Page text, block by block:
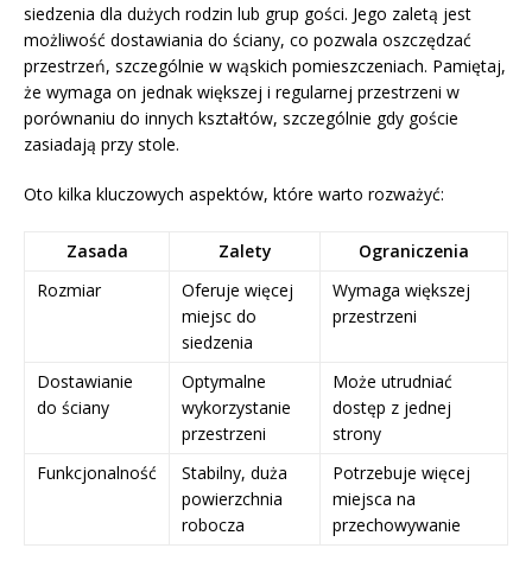
siedzenia dla dużych rodzin lub grup gości. Jego zaletą jest
możliwość dostawiania do ściany, co pozwala oszczędzać
przestrzeń, szczególnie w wąskich pomieszczeniach. Pamiętaj,
że wymaga on jednak większej i regularnej przestrzeni w
porównaniu do innych kształtów, szczególnie gdy goście
zasiadają przy stole.
Oto kilka kluczowych aspektów, które warto rozważyć:
Zasada Zalety
Ograniczenia
Rozmiar
Oferuje więcej
miejsc do
siedzenia
Wymaga większej
przestrzeni
Dostawianie
do ściany
Optymalne
wykorzystanie
przestrzeni
Może utrudniać
dostęp z jednej
strony
Funkcjonalność
Stabilny, duża
powierzchnia
robocza
Potrzebuje więcej
miejsca na
przechowywanie